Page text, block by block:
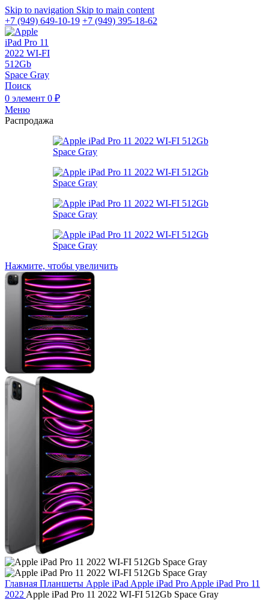
Skip to navigation Skip to main content
+7 (949) 649-10-19 +7 (949) 395-18-62
Поиск
0 элемент 0 ₽
Меню
Распродажа
Нажмите, чтобы увеличить
Главная Планшеты Apple iPad Apple iPad Pro Apple iPad Pro 11
2022 Apple iPad Pro 11 2022 WI-FI 512Gb Space Gray